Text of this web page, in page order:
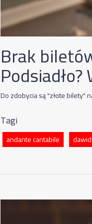
Brak
Do zdobycia są "złote bilety"
Tagi
andante cantabile